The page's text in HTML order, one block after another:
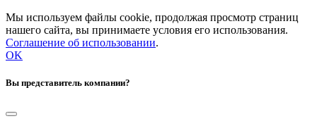
Мы используем файлы cookie, продолжая просмотр страниц
нашего сайта, вы принимаете условия его использования.
Соглашение об использовании.
OK
Вы представитель компании?